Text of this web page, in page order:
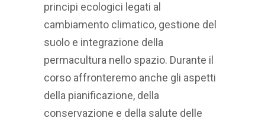
principi ecologici legati al
cambiamento climatico, gestione del
suolo e integrazione della
permacultura nello spazio. Durante il
corso affronteremo anche gli aspetti
della pianificazione, della
conservazione e della salute delle